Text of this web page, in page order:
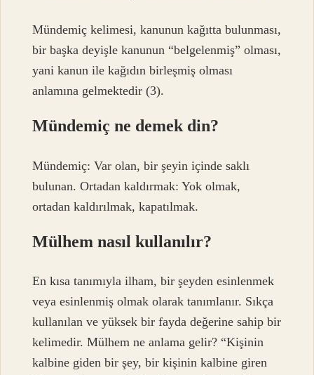
Mündemiç kelimesi, kanunun kağıtta bulunması,
bir başka deyişle kanunun “belgelenmiş” olması,
yani kanun ile kağıdın birleşmiş olması
anlamına gelmektedir (3).
Mündemiç ne demek din?
Mündemiç: Var olan, bir şeyin içinde saklı
bulunan. Ortadan kaldırmak: Yok olmak,
ortadan kaldırılmak, kapatılmak.
Mülhem nasıl kullanılır?
En kısa tanımıyla ilham, bir şeyden esinlenmek
veya esinlenmiş olmak olarak tanımlanır. Sıkça
kullanılan ve yüksek bir fayda değerine sahip bir
kelimedir. Mülhem ne anlama gelir? “Kişinin
kalbine giden bir şey, bir kişinin kalbine giren